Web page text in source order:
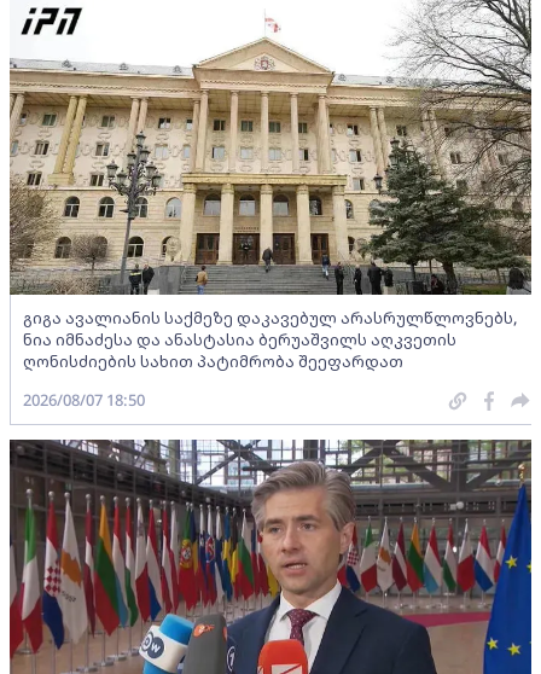
გიგა ავალიანის საქმეზე დაკავებულ არასრულწლოვნებს,
ნია იმნაძესა და ანასტასია ბერუაშვილს აღკვეთის
ღონისძიების სახით პატიმრობა შეეფარდათ
2026/08/07 18:50